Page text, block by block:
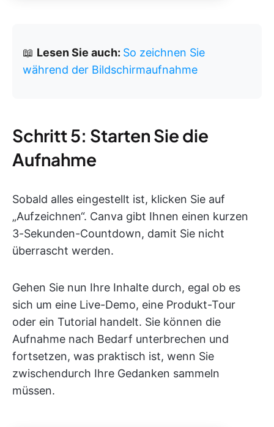
📖 Lesen Sie auch: So zeichnen Sie
während der Bildschirmaufnahme
Schritt 5: Starten Sie die
Aufnahme
Sobald alles eingestellt ist, klicken Sie auf
„Aufzeichnen“. Canva gibt Ihnen einen kurzen
3-Sekunden-Countdown, damit Sie nicht
überrascht werden.
Gehen Sie nun Ihre Inhalte durch, egal ob es
sich um eine Live-Demo, eine Produkt-Tour
oder ein Tutorial handelt. Sie können die
Aufnahme nach Bedarf unterbrechen und
fortsetzen, was praktisch ist, wenn Sie
zwischendurch Ihre Gedanken sammeln
müssen.